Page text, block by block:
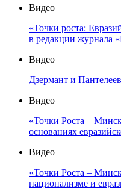
Видео
«Точки роста:
в редакции журнала
Видео
Дзермант и
Видео
«Точки Роста –
основаниях
Видео
«Точки Роста –
национализме и